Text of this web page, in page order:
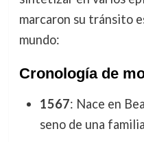
marcaron su tránsito
mundo:
Cronología de
1567: Nace en
seno de una